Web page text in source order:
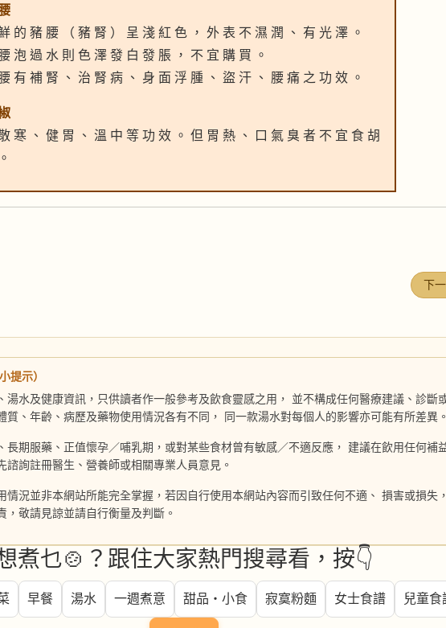
的 豬 腰 （ 豬 腎 ） 呈 淺 紅 色 ， 外 表 不 濕 潤 、 有 光 澤 。
泡 過 水 則 色 澤 發 白 發 脹 ， 不 宜 購 買 。
有 補 腎 、 治 腎 病 、 身 面 浮 腫 、 盜 汗 、 腰 痛 之 功 效 。
寒 、 健 胃 、 溫 中 等 功 效 。 但 胃 熱 、 口 氣 臭 者 不 宜 食 胡
魚尾湯 下
下
提示）
湯水及健康資訊，只供讀者作一般參考及飲食靈感之用， 並不構成任何醫療建議、診斷
質、年齡、病歷及藥物使用情況各有不同， 同一款湯水對每個人的影響亦可能有所差異。
長期服藥、正值懷孕／哺乳期，或對某些食材曾有敏感／不適反應， 建議在飲用任何補
諮詢註冊醫生、營養師或相關專業人員意見。
情況並非本網站所能完全掌握，若因自行使用本網站內容而引致任何不適、 損害或損失
，敬請見諒並請自行衡量及判斷。
煮乜🍲？跟住大家熱門搜尋看，按👇
早餐 湯水 一週煮意 甜品・小食 寂寞粉麵 女士食譜 兒童食